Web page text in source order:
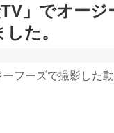
」でオージ
た。
フーズで撮影した